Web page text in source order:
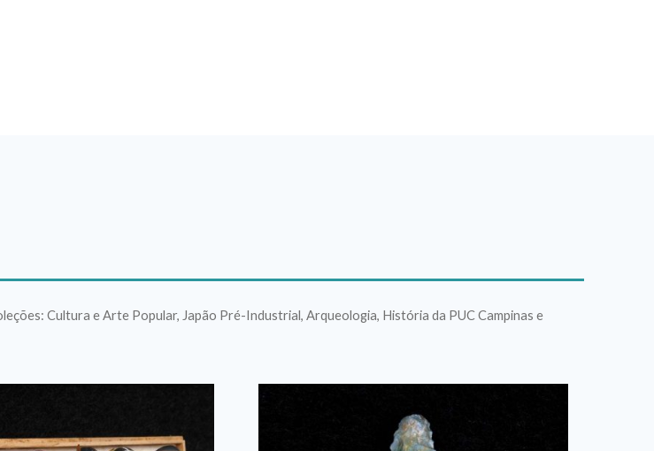
Cultura e Arte Popular, Japão Pré-Industrial, Arqueologia, História da PUC Campinas e